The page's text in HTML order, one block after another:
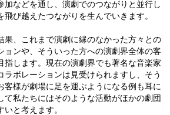
加などを通し、演劇でのつながりと並行し
飛び越えたつながりを生んでいきます。
果、これまで演劇に縁のなかった方々との
ョンや、そういった方への演劇界全体の客
指します。現在の演劇界でも著名な音楽家
ラボレーションは見受けられますし、そう
客様が劇場に足を運ぶようになる例も耳に
て私たちにはそのような活動がほかの劇団
いと考えます。